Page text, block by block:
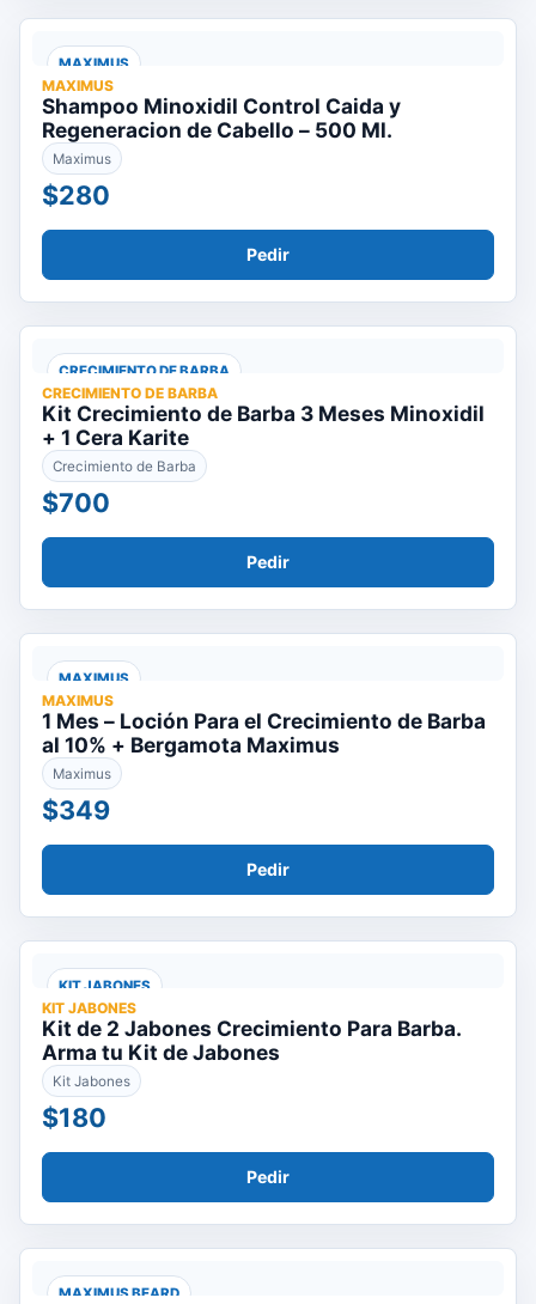
MAXIMUS
MAXIMUS
Shampoo Minoxidil Control Caida y
Regeneracion de Cabello – 500 Ml.
Maximus
$280
Pedir
CRECIMIENTO DE BARBA
CRECIMIENTO DE BARBA
Kit Crecimiento de Barba 3 Meses Minoxidil
+ 1 Cera Karite
Crecimiento de Barba
$700
Pedir
MAXIMUS
MAXIMUS
1 Mes – Loción Para el Crecimiento de Barba
al 10% + Bergamota Maximus
Maximus
$349
Pedir
KIT JABONES
KIT JABONES
Kit de 2 Jabones Crecimiento Para Barba.
Arma tu Kit de Jabones
Kit Jabones
$180
Pedir
MAXIMUS BEARD